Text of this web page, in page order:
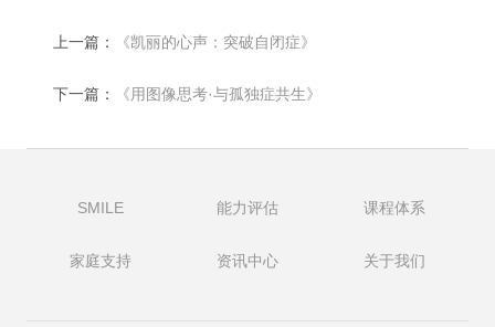
帮助自闭症人士更好发展的最佳途径是：真切无误地理解他
展，做合格的铺路人和同行者。
上一篇： 《凯丽的心声：突破自闭症》
下一篇： 《用图像思考·与孤独症共生》
SMILE 能力评估 课程体系
家庭支持 资讯中心 关于我们